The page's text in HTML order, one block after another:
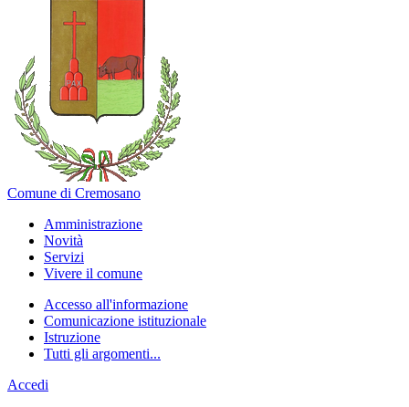
Comune di Cremosano
Amministrazione
Novità
Servizi
Vivere il comune
Accesso all'informazione
Comunicazione istituzionale
Istruzione
Tutti gli argomenti...
Accedi